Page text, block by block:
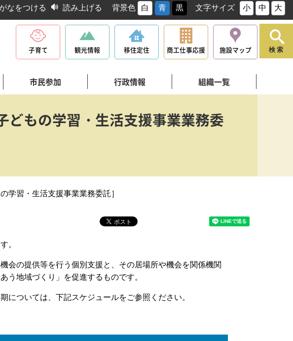
なをつける 読み上げる 背景色 白 青 黒 文字サイズ 小 中 大
子育て 観光情報 移住定住 商工仕事応援 施設マップ
市民参加 行政情報 組織一覧
検索
どもの学習・生活支援事業業務委
学習・生活支援事業業務委託］
。
会の提供等を行う個別支援と、その居場所や機会を関係機関
う地域づくり」を促進するものです。
については、下記スケジュールをご参照ください。